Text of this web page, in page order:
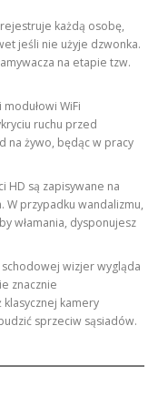
każdą osobę,
jeśli nie użyje dzwonka.
na etapie tzw.
modułowi WiFi
ruchu przed
na żywo, będąc w pracy
HD są zapisywane na
W przypadku wandalizmu,
włamania, dysponujesz
wizjer wygląda
znacznie
kamery
sprzeciw sąsiadów.